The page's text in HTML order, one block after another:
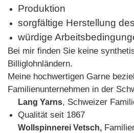
Produktion
sorgfältige Herstellung
würdige
Bei mir finden Sie keine
Billiglohnländern.
Meine hochwertigen Garne
Familienunternehmen in der
Lang Yarns, Schweizer
Qualität seit 1867
Wollspinnerei Vetsch,